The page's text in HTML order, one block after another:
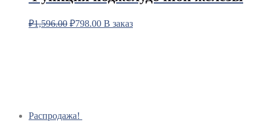
₽1,596.00 ₽798.00 В заказ
Распродажа!